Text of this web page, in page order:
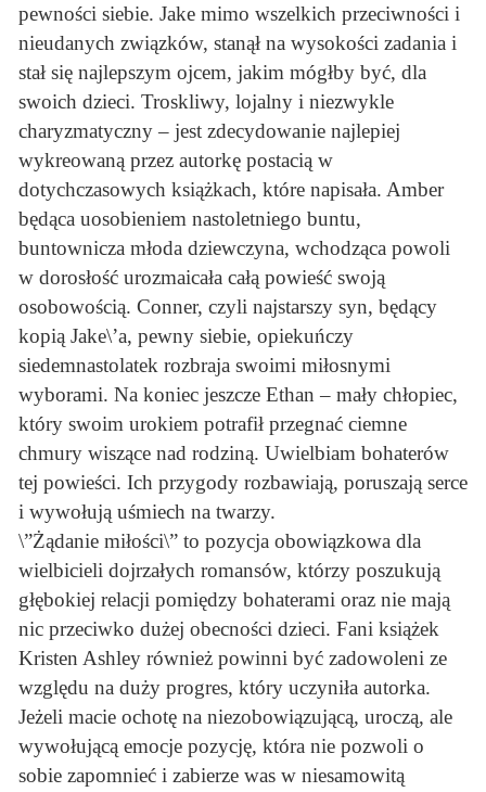
pewności siebie. Jake mimo wszelkich przeciwności i
nieudanych związków, stanął na wysokości zadania i
stał się najlepszym ojcem, jakim mógłby być, dla
swoich dzieci. Troskliwy, lojalny i niezwykle
charyzmatyczny – jest zdecydowanie najlepiej
wykreowaną przez autorkę postacią w
dotychczasowych książkach, które napisała. Amber
będąca uosobieniem nastoletniego buntu,
buntownicza młoda dziewczyna, wchodząca powoli
w dorosłość urozmaicała całą powieść swoją
osobowością. Conner, czyli najstarszy syn, będący
kopią Jake\’a, pewny siebie, opiekuńczy
siedemnastolatek rozbraja swoimi miłosnymi
wyborami. Na koniec jeszcze Ethan – mały chłopiec,
który swoim urokiem potrafił przegnać ciemne
chmury wiszące nad rodziną. Uwielbiam bohaterów
tej powieści. Ich przygody rozbawiają, poruszają serce
i wywołują uśmiech na twarzy.
\”Żądanie miłości\” to pozycja obowiązkowa dla
wielbicieli dojrzałych romansów, którzy poszukują
głębokiej relacji pomiędzy bohaterami oraz nie mają
nic przeciwko dużej obecności dzieci. Fani książek
Kristen Ashley również powinni być zadowoleni ze
względu na duży progres, który uczyniła autorka.
Jeżeli macie ochotę na niezobowiązującą, uroczą, ale
wywołującą emocje pozycję, która nie pozwoli o
sobie zapomnieć i zabierze was w niesamowitą